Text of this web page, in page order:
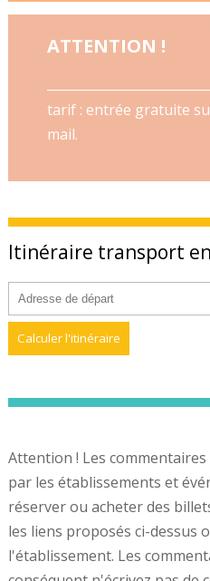
ATTENTION !
tarif : entrée gratuite
mail.
Itinéraire transport
Attention ! Les
par les établissements et
réserver ou acheter des
les liens proposés ci-dessus
l'établissement. Les